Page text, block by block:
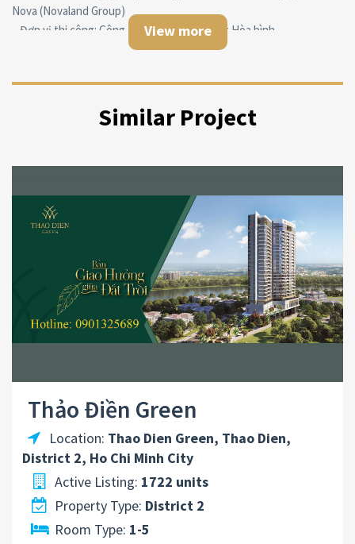
Nova (Novaland Group)
– Đơn vị thi công: Công ty Cổ phần Xây dựng Hòa bình.
– Quy mô: 5 tháp. Mỗi tháp 27 tầng, được chia thành 02 khu chính:
+ Tháp C1, C2 27 tầng với 388 căn hộ
+ Tháp A1, A2 27 tầng với 388 căn hộ
– Tầng 1 và 02 của được bố trí xây dựng để xe ô tô, xe máy và khu
Mức giá hiện tại: trung bình cho căn bán 50tr/m2, trung bình cho
800USD-1000USD cho căn hộ thuê đầy đủ nội thất.
Dự án căn hộ cao cấp Tropic Garden là ưu tiên lựa chọn của nhiều
người nước ngoài do có môi trường sống yên tĩnh.Nằm giữa trung
tâm Thảo Điền, có nhiều mảng xanh thoáng mát. Nổi bật nhất là
dòng sông Sài Gòn uốn lượn bao quanh, tách biệt hẳn so với cuộc
sống hối hả nhộn nhịp của nội ô Sài Gòn.
xe ô tô. Tháp C1+C2 sẽ có 2 tầng đậu xe, riêng tháp A1+A2 sẽ có 3
tầng. Từ tầng tiện ích trở lên là các căn hộ cao cấp với nhiều diện
tích đa dạng để khách hàng chọn lựa. Hơn thế nữa, Chủ đầu tư còn
dành hơn 500m2 khu vườn riêng biệt cho việc tập thể dục, ngắm
cảnh…
Tiện ích trong khu căn hộ cao cấp Tropic Garden được bố trí đầy đủ
như một khu nghỉ dưỡng 4 sao: café ngoài trời, đường chạy bộ cảnh
View more
Similar Project
Thảo Điền Green
Location: Thao Dien Green, Thao Dien,
District 2, Ho Chi Minh City
Active Listing: 1722 units
Property Type: District 2
Room Type: 1-5